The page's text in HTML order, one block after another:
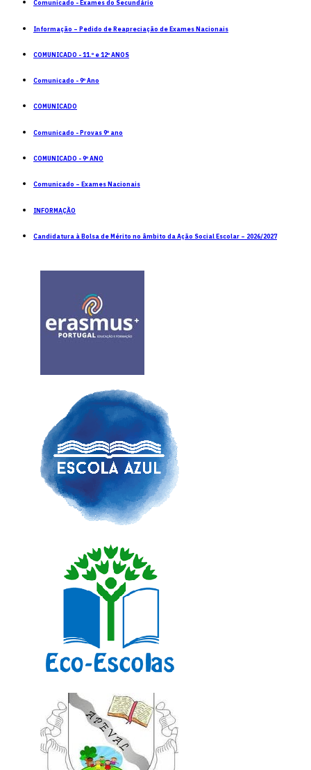
Comunicado - Exames do Secundário
Informação – Pedido de Reapreciação de Exames Nacionais
COMUNICADO - 11.º e 12º ANOS
Comunicado - 9º Ano
COMUNICADO
Comunicado - Provas 9º ano
COMUNICADO - 9º ANO
Comunicado – Exames Nacionais
INFORMAÇÃO
Candidatura à Bolsa de Mérito no âmbito da Ação Social Escolar – 2026/2027